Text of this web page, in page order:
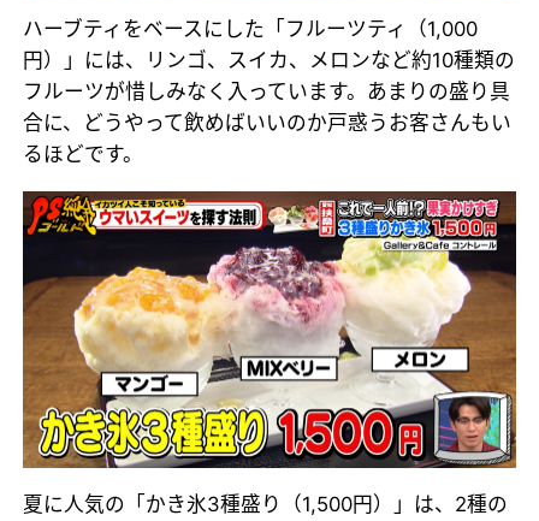
ハーブティをベースにした「フルーツティ（1,000
円）」には、リンゴ、スイカ、メロンなど約10種類の
フルーツが惜しみなく入っています。あまりの盛り具
合に、どうやって飲めばいいのか戸惑うお客さんもい
るほどです。
夏に人気の「かき氷3種盛り（1,500円）」は、2種の